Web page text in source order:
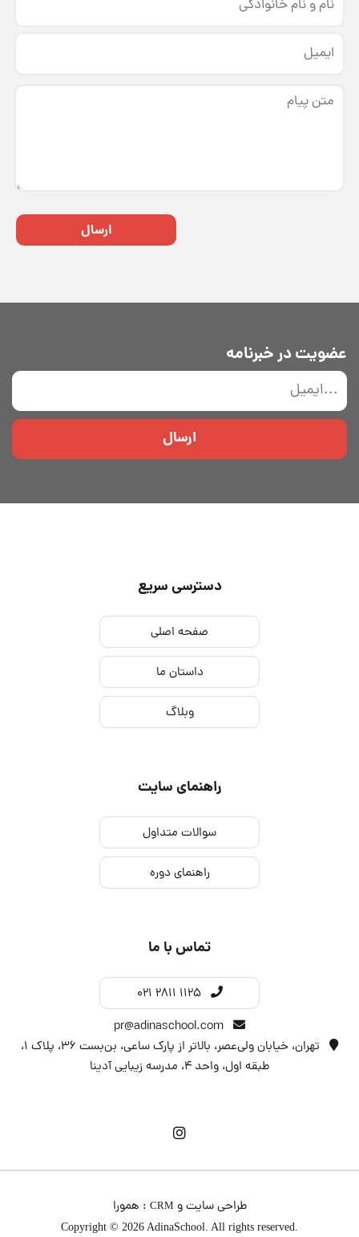
ارسال
عضویت در خبرنامه
ارسال
دسترسی سریع
صفحه اصلی
داستان ما
وبلاگ
راهنمای سایت
سوالات متداول
راهنمای دوره
تماس با ما
021 2811 1125
تهران، خیابان ولی‌عصر، بالاتر از پارک ساعی، بن‌بست ۳۶، پلاک ۱،
طبقه اول، واحد 4، مدرسه زیبایی آدینا
طراحی سایتو CRM
: همورا
Copyright © 2026 AdinaSchool. All rights reserved.